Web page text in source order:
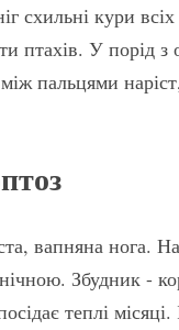
схильні кури
птахів. У порід
пальцями
вапняна нога.
Збудник -
теплі